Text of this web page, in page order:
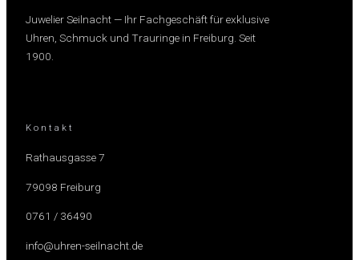
Juwelier Seilnacht — Ihr Fachgeschäft für exklusive
Uhren, Schmuck und Trauringe in Freiburg. Seit
1900.
Kontakt
Rathausgasse 7
79098 Freiburg
0761 / 36490
info@uhren-seilnacht.de